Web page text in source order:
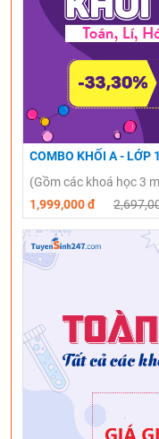
COMBO KHỐI A - LỚP
(Gồm các khoá học 3
1,999,000 đ